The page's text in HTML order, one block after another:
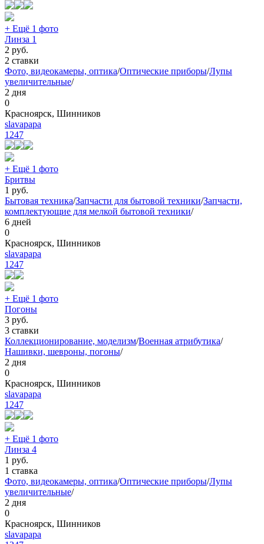
+ Ещё 1 фото
Линза 1
2 руб.
2 ставки
Фото, видеокамеры, оптика/Оптические приборы/Лупы
увеличительные/
2 дня
0
Красноярск, Шинников
slavapapa
1247
+ Ещё 1 фото
Бритвы
1 руб.
Бытовая техника/Запчасти для бытовой техники/Запчасти,
комплектующие для мелкой бытовой техники/
6 дней
0
Красноярск, Шинников
slavapapa
1247
+ Ещё 1 фото
Погоны
3 руб.
3 ставки
Коллекционирование, моделизм/Военная атрибутика/
Нашивки, шевроны, погоны/
2 дня
0
Красноярск, Шинников
slavapapa
1247
+ Ещё 1 фото
Линза 4
1 руб.
1 ставка
Фото, видеокамеры, оптика/Оптические приборы/Лупы
увеличительные/
2 дня
0
Красноярск, Шинников
slavapapa